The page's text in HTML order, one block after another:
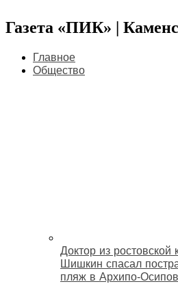
Газета «ПИК» |
Главное
Общество
Доктор из ростовской
Шишкин спасал
пляж в